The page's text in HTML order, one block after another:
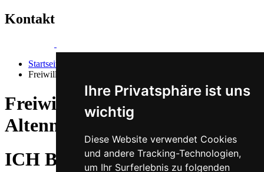
Ihre Privatsphäre ist uns
wichtig
Diese Website verwendet Cookies
und andere Tracking-Technologien,
um Ihr Surferlebnis zu folgenden
Kontakt
Startseite
Freiwillige Feuerwehr Altenmarkt
Freiwillige Feuerwehr
Altenmarkt
ICH BIN...freiwillig: